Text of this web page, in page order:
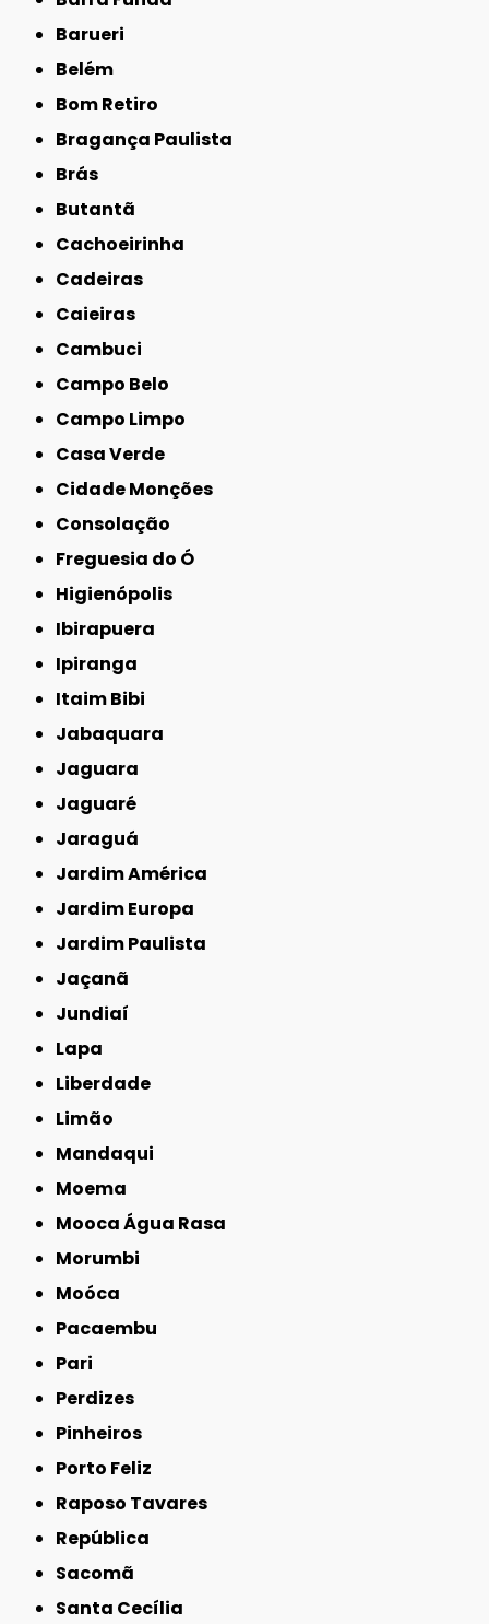
Barueri
Belém
Bom Retiro
Bragança Paulista
Brás
Butantã
Cachoeirinha
Cadeiras
Caieiras
Cambuci
Campo Belo
Campo Limpo
Casa Verde
Cidade Monções
Consolação
Freguesia do Ó
Higienópolis
Ibirapuera
Ipiranga
Itaim Bibi
Jabaquara
Jaguara
Jaguaré
Jaraguá
Jardim América
Jardim Europa
Jardim Paulista
Jaçanã
Jundiaí
Lapa
Liberdade
Limão
Mandaqui
Moema
Mooca Água Rasa
Morumbi
Moóca
Pacaembu
Pari
Perdizes
Pinheiros
Porto Feliz
Raposo Tavares
República
Sacomã
Santa Cecília